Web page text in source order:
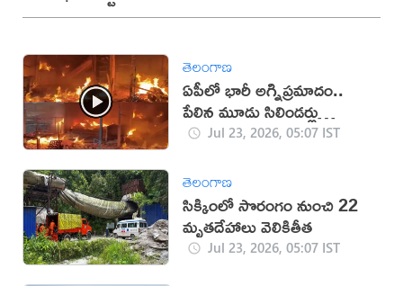
తెలంగాణ
ఏపీలో భారీ అగ్నిప్రమాదం..
పేలిన మూడు సిలిండర్లు
(వీడియో)
Jul 23, 2026, 05:07 IST
తెలంగాణ
సిక్కింలో సొరంగం నుంచి 22
మృతదేహాలు వెలికితీత
Jul 23, 2026, 05:07 IST